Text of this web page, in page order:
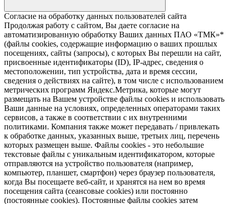
Согласие на обработку данных пользователей сайта
Продолжая работу с сайтом, Вы даете согласие на
автоматизированную обработку Ваших данных ПАО «ТМК»*
(файлы cookies, содержащие информацию о ваших прошлых
посещениях, сайты (запросы), с которых Вы перешли на сайт,
присвоенные идентификаторы (ID), IP-адрес, сведения о
местоположении, тип устройства, дата и время сессии,
сведения о действиях на сайте), в том числе с использованием
метрических программ Яндекс.Метрика, которые могут
размещать на Вашем устройстве файлы cookies и использовать
Ваши данные на условиях, определенных операторами таких
сервисов, а также в соответствии с их внутренними
политиками. Компания также может передавать / привлекать
к обработке данных, указанных выше, третьих лиц, перечень
которых размещен выше. Файлы cookies - это небольшие
текстовые файлы с уникальным идентификатором, которые
отправляются на устройство пользователя (например,
компьютер, планшет, смартфон) через браузер пользователя,
когда Вы посещаете веб-сайт, и хранятся на нем во время
посещения сайта (сеансовые cookies) или постоянно
(постоянные cookies). Постоянные файлы cookies затем